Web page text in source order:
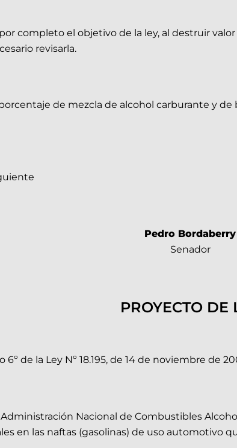
completo el objetivo de la ley, al destruir
revisarla.
de mezcla de alcohol carburante y
Pedro Bordaberry
Senador
PROYECTO DE
de la Ley Nº 18.195, de 14 de noviembre de
Administración Nacional de Combustibles
en las naftas (gasolinas) de uso automotivo